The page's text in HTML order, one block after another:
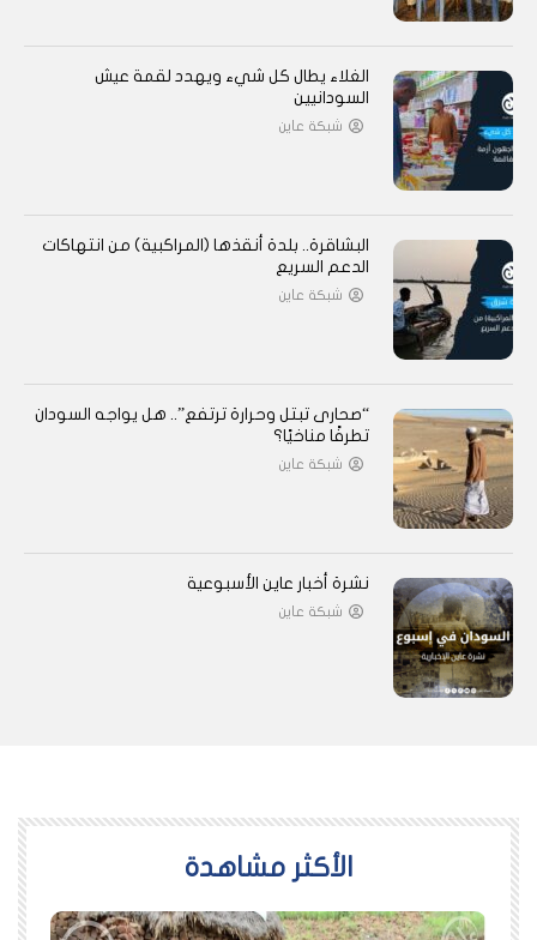
الغلاء يطال كل شيء ويهدد لقمة عيش
السودانيين
شبكة عاين
البشاقرة.. بلدة أنقذها (المراكبية) من انتهاكات
الدعم السريع
شبكة عاين
“صحارى تبتل وحرارة ترتفع”.. هل يواجه السودان
تطرفًا مناخيًا؟
شبكة عاين
نشرة أخبار عاين الأسبوعية
شبكة عاين
اﻷكثر مشاهدة